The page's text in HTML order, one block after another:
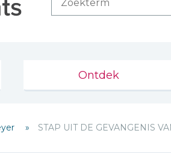
Ontdek
STAP UIT DE GEVANGENIS